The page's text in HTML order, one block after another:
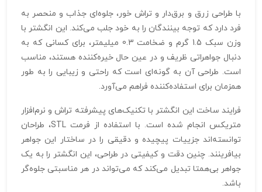
با طراحی زرق و برق‌دار و تراش خور، جلوه‌ای جذاب و منحصر به
فرد دارد که توجه بینندگان را به خود جلب می‌کند. این انگشتر با
وزن سبک 1.5 گرم و ضخامت 0.3 میلیمتر، برای کسانی که به
دنبال جواهراتی ظریف و در عین حال خیره‌کننده هستند، مناسب
است. طراحی آن به گونه‌ای است که راحتی و زیبایی را به طور
همزمان برای استفاده‌کننده فراهم می‌آورد.
فرایند ساخت این انگشتر با تکنیک‌های پیشرفته تراش و نرم‌افزار
متریکس انجام شده است. با استفاده از فرمت STL، طراحان
توانسته‌اند جزییات پیچیده و دقیقی را در ساختار این جواهر
بیافرینند. چنین دقت و کیفیتی در طراحی، این انگشتر را به یک
جواهر بی‌همتا تبدیل می‌کند که می‌تواند در هر مناسبتی جلوه‌گر
باشد.